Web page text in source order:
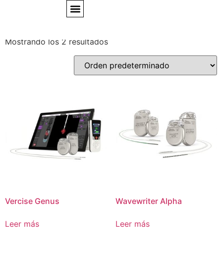
Parkison y Dolor
Mostrando los 2 resultados
Vercise Genus
Leer más
Wavewriter Alpha
Leer más